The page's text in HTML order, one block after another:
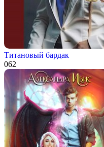
Титановый бардак
062